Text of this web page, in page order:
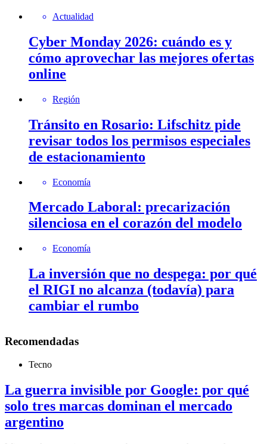
Actualidad
Cyber Monday 2026: cuándo es y
cómo aprovechar las mejores ofertas
online
Región
Tránsito en Rosario: Lifschitz pide
revisar todos los permisos especiales
de estacionamiento
Economía
Mercado Laboral: precarización
silenciosa en el corazón del modelo
Economía
La inversión que no despega: por qué
el RIGI no alcanza (todavía) para
cambiar el rumbo
Recomendadas
Tecno
La guerra invisible por Google: por qué
solo tres marcas dominan el mercado
argentino